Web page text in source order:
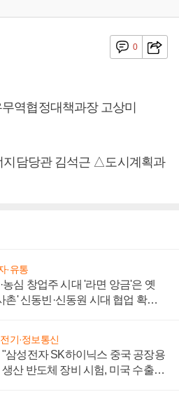
0
역협정대책과장 고상미
담당관 김석근 △도시계획과
·유통
농심 창업주 시대 '라면 앙금'은 옛
촌' 신동빈·신동원 시대 협업 확대
기·정보통신
"삼성전자 SK하이닉스 중국 공장용
생산 반도체 장비 시험, 미국 수출통